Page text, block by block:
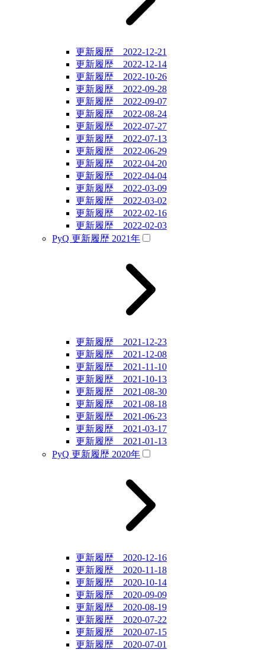
更新履歴 2022-12-21
更新履歴 2022-12-14
更新履歴 2022-10-26
更新履歴 2022-09-28
更新履歴 2022-09-07
更新履歴 2022-08-24
更新履歴 2022-07-27
更新履歴 2022-07-13
更新履歴 2022-06-29
更新履歴 2022-04-20
更新履歴 2022-04-04
更新履歴 2022-03-09
更新履歴 2022-03-02
更新履歴 2022-02-16
更新履歴 2022-02-03
PyQ 更新履歴 2021年
更新履歴 2021-12-23
更新履歴 2021-12-08
更新履歴 2021-11-10
更新履歴 2021-10-13
更新履歴 2021-08-30
更新履歴 2021-08-18
更新履歴 2021-06-23
更新履歴 2021-03-17
更新履歴 2021-01-13
PyQ 更新履歴 2020年
更新履歴 2020-12-16
更新履歴 2020-11-18
更新履歴 2020-10-14
更新履歴 2020-09-09
更新履歴 2020-08-19
更新履歴 2020-07-22
更新履歴 2020-07-15
更新履歴 2020-07-01